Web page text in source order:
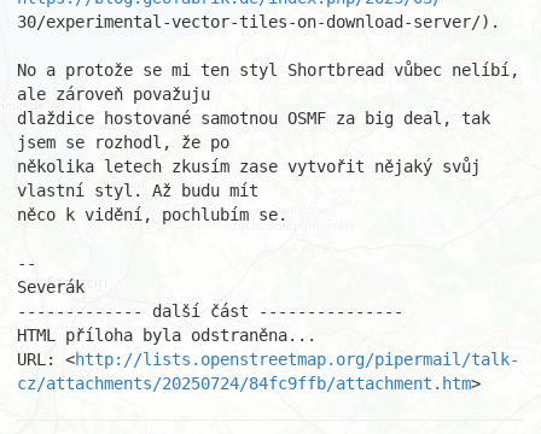
30/experimental-vector-tiles-on-download-server/).
No a protože se mi ten styl Shortbread vůbec nelíbí,
ale zároveň považuju
dlaždice hostované samotnou OSMF za big deal, tak
jsem se rozhodl, že po
několika letech zkusím zase vytvořit nějaký svůj
vlastní styl. Až budu mít
něco k vidění, pochlubím se.
--
Severák
------------- další část ---------------
HTML příloha byla odstraněna...
URL: <http://lists.openstreetmap.org/pipermail/talk-
cz/attachments/20250724/84fc9ffb/attachment.htm>